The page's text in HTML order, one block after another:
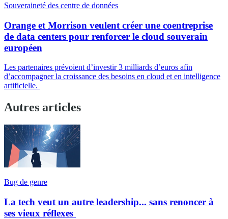
Souveraineté des centre de données
Orange et Morrison veulent créer une coentreprise
de data centers pour renforcer le cloud souverain
européen
Les partenaires prévoient d’investir 3 milliards d’euros afin
d’accompagner la croissance des besoins en cloud et en intelligence
artificielle.
Autres articles
Bug de genre
La tech veut un autre leadership... sans renoncer à
ses vieux réflexes